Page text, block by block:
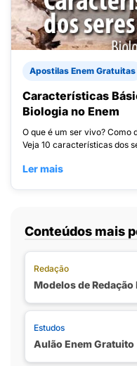
Apostilas Enem Gratuitas
Características
Biologia no Enem
O que é um ser vivo?
Veja 10 características dos
Ler mais
Conteúdos mais
Redação
Modelos de Redação
Estudos
Aulão Enem Gratuito